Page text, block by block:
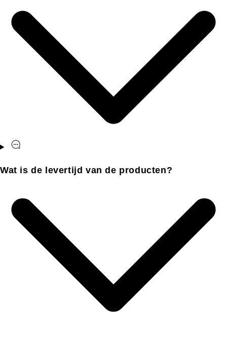
Wat is de levertijd van de producten?